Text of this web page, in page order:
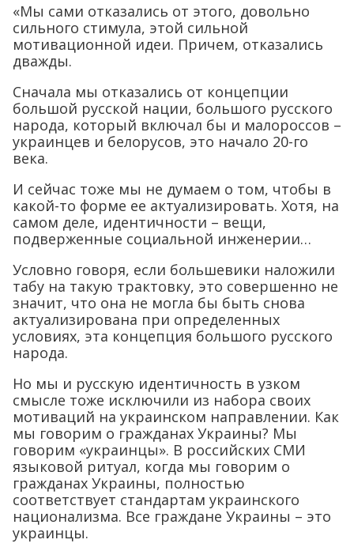
«Мы сами отказались от этого, довольно
сильного стимула, этой сильной
мотивационной идеи. Причем, отказались
дважды.
Сначала мы отказались от концепции
большой русской нации, большого русского
народа, который включал бы и малороссов –
украинцев и белорусов, это начало 20-го
века.
И сейчас тоже мы не думаем о том, чтобы в
какой-то форме ее актуализировать. Хотя, на
самом деле, идентичности – вещи,
подверженные социальной инженерии…
Условно говоря, если большевики наложили
табу на такую трактовку, это совершенно не
значит, что она не могла бы быть снова
актуализирована при определенных
условиях, эта концепция большого русского
народа.
Но мы и русскую идентичность в узком
смысле тоже исключили из набора своих
мотиваций на украинском направлении. Как
мы говорим о гражданах Украины? Мы
говорим «украинцы». В российских СМИ
языковой ритуал, когда мы говорим о
гражданах Украины, полностью
соответствует стандартам украинского
национализма. Все граждане Украины – это
украинцы.